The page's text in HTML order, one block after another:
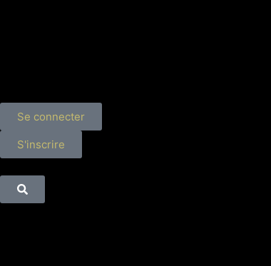
Se connecter
S'inscrire